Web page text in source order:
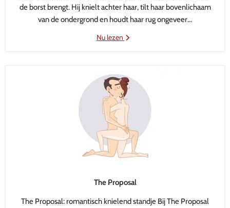
de borst brengt. Hij knielt achter haar, tilt haar bovenlichaam
van de ondergrond en houdt haar rug ongeveer...
Nu lezen
The Proposal
The Proposal: romantisch knielend standje Bij The Proposal